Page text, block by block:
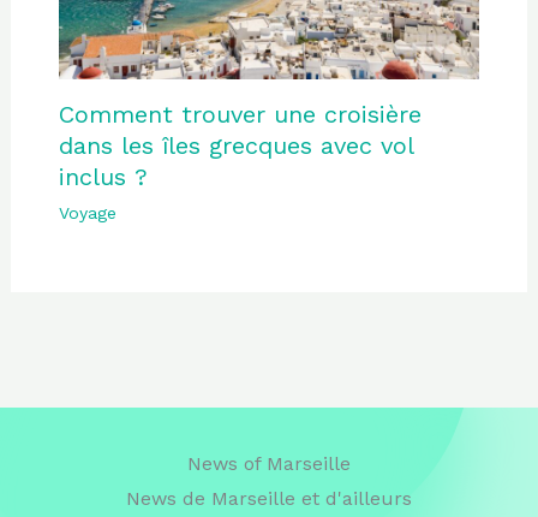
Comment trouver une croisière
dans les îles grecques avec vol
inclus ?
Voyage
News of Marseille
News de Marseille et d'ailleurs